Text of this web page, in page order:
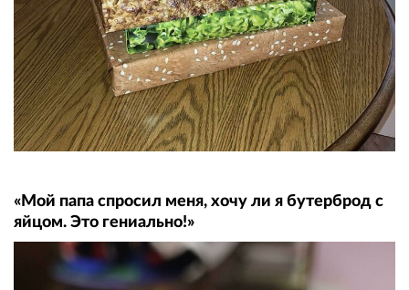
«Мой папа спросил меня, хочу ли я бутерброд с
яйцом. Это гениально!»